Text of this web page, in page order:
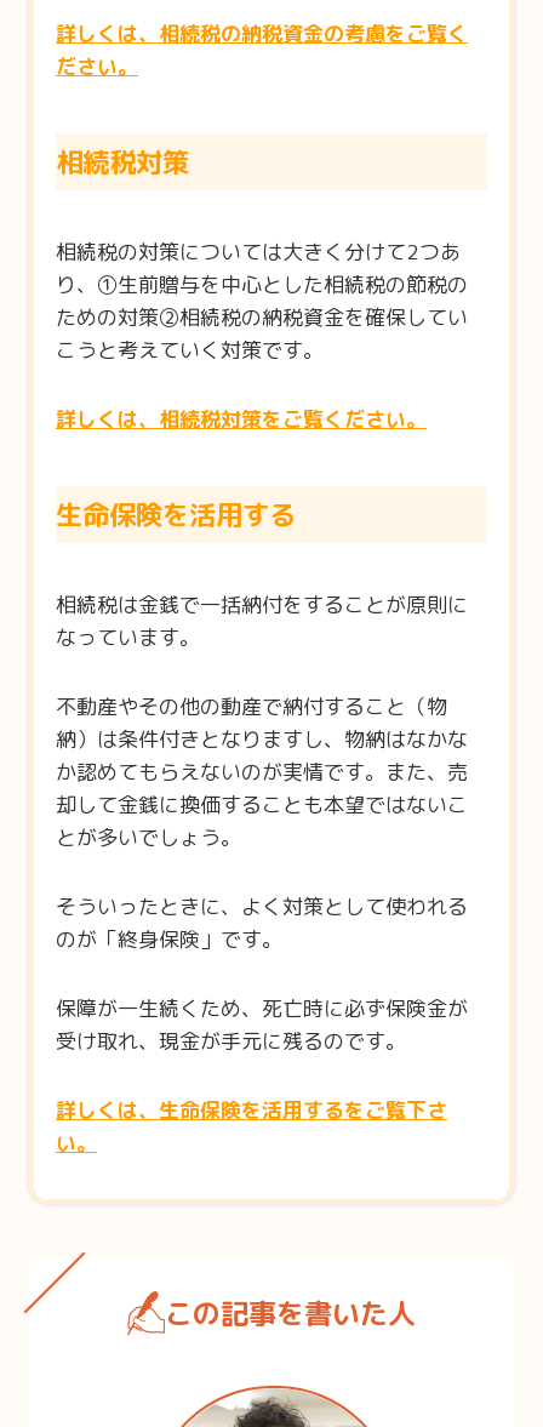
詳しくは、相続税の納税資金の考慮をご覧く
ださい。
相続税対策
相続税の対策については大きく分けて2つあ
り、①生前贈与を中心とした相続税の節税の
ための対策②相続税の納税資金を確保してい
こうと考えていく対策です。
詳しくは、相続税対策をご覧ください。
生命保険を活用する
相続税は金銭で一括納付をすることが原則に
なっています。
不動産やその他の動産で納付すること（物
納）は条件付きとなりますし、物納はなかな
か認めてもらえないのが実情です。また、売
却して金銭に換価することも本望ではないこ
とが多いでしょう。
そういったときに、よく対策として使われる
のが「終身保険」です。
保障が一生続くため、死亡時に必ず保険金が
受け取れ、現金が手元に残るのです。
詳しくは、生命保険を活用するをご覧下さ
い。
この記事を書いた人